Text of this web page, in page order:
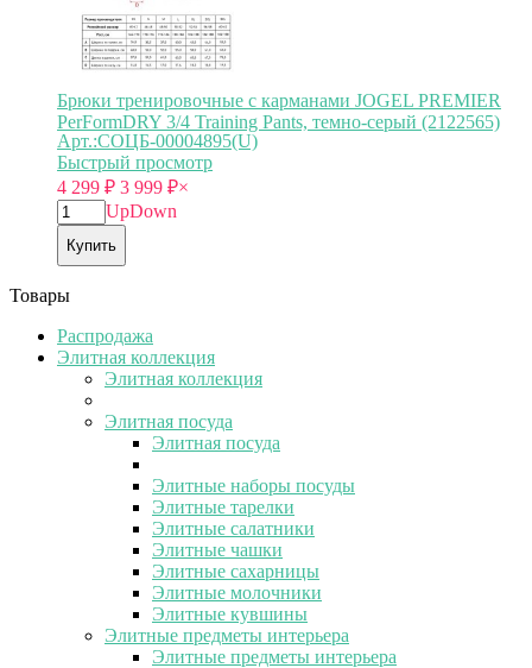
Брюки тренировочные с карманами JOGEL PREMIER
PerFormDRY 3/4 Training Pants, темно-серый (2122565)
Арт.:СОЦБ-00004895(U)
Быстрый просмотр
4 299 ₽ 3 999 ₽×
UpDown
Купить
Товары
Распродажа
Элитная коллекция
Элитная коллекция
Элитная посуда
Элитная посуда
Элитные наборы посуды
Элитные тарелки
Элитные салатники
Элитные чашки
Элитные сахарницы
Элитные молочники
Элитные кувшины
Элитные предметы интерьера
Элитные предметы интерьера